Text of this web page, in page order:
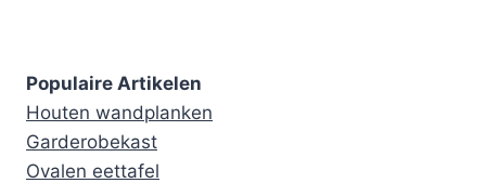
Populaire Artikelen
Houten wandplanken
Garderobekast
Ovalen eettafel